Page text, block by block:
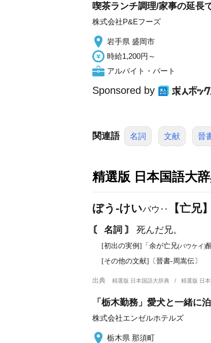
喫茶ランチ調理/家事の延長
株式会社P&Eフーズ
岩手県 盛岡市
時給1,200円～
アルバイト・パート
Sponsored by
関連語 名詞 文献 晉
精選版 日本国語大
ぼう‐けいバウ‥ 【亡兄】
〘 名詞 〙 死んだ兄。
[初出の実例]「余が亡兄(バウケイ)
[その他の文献]〔晉書‐周嵩伝〕
出典 精選版 日本国語大辞典 精選版 日
「栃木勤務」愛犬と一緒に
株式会社エンゼルホテルズ
栃木県 那須町